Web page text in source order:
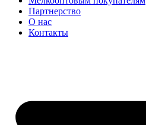
Партнерство
О нас
Контакты